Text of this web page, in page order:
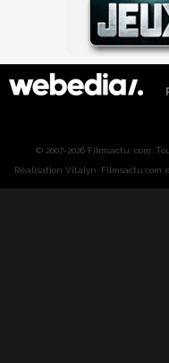
© 2007-2026 Filmsactu .com.
Réalisation Vitalyn . Filmsactu .com